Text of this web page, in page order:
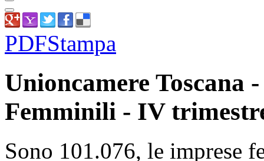
PDFStampa
Unioncamere Toscana
Femminili - IV
Sono 101.076, le imprese